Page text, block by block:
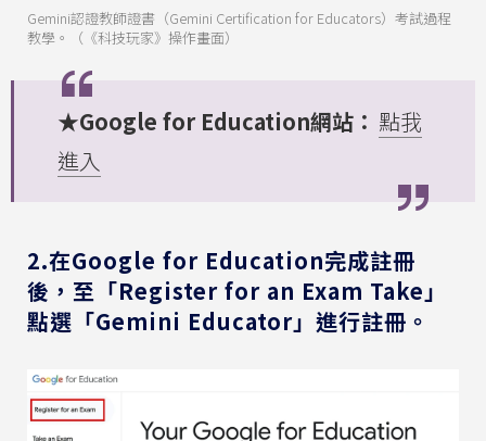
Gemini認證教師證書（Gemini Certification for Educators）考試過程
教學。（《科技玩家》操作畫面）
★Google for Education網站： 點我
進入
2.在Google for Education完成註冊
後，至「Register for an Exam Take」
點選「Gemini Educator」進行註冊。